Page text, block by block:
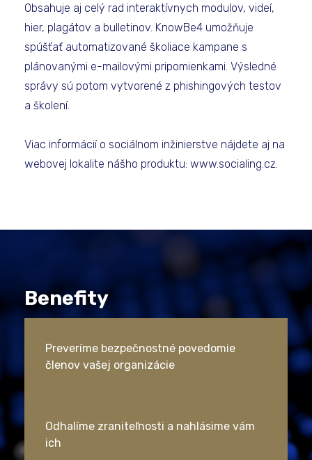
Obsahuje aj celý rad interaktívnych modulov, videí,
hier, plagátov a bulletinov. KnowBe4 umožňuje
spúšťať automatizované školiace kampane s
plánovanými e-mailovými pripomienkami. Výsledné
správy sú potom vytvorené z phishingových testov
a školení.
Viac informácií o sociálnom inžinierstve nájdete aj na
webovej lokalite nášho produktu: www.socialing.cz.
Benefity
Preveríme bezpečnostné povedomie
členov vašej organizácie
Odhalíme zraniteľnosti a nahlásime vám
ich